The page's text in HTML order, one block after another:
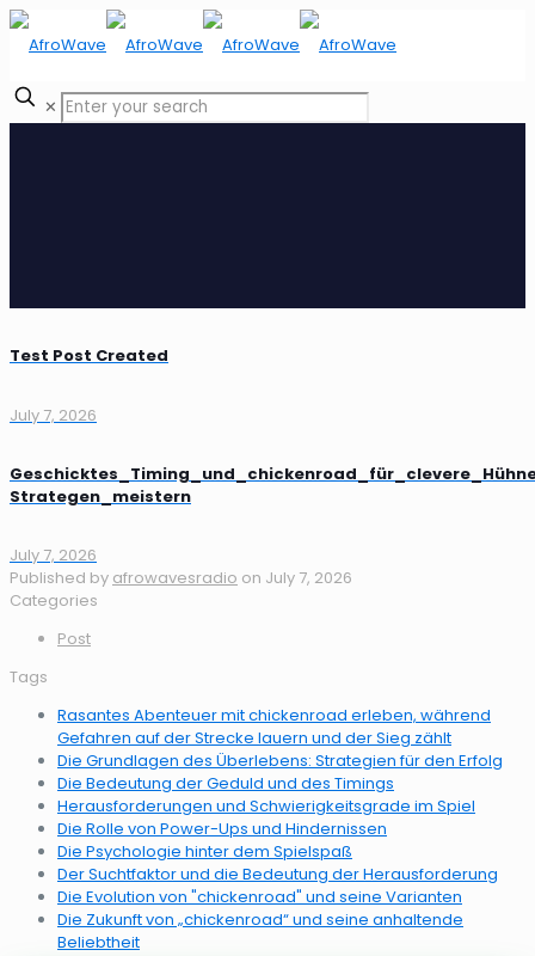
✕
Test Post Created
July 7, 2026
Strategen_meistern
July 7, 2026
Published by afrowavesradio on July 7, 2026
Categories
Post
Tags
Rasantes Abenteuer mit chickenroad erleben, während
Gefahren auf der Strecke lauern und der Sieg zählt
Die Grundlagen des Überlebens: Strategien für den Erfolg
Die Bedeutung der Geduld und des Timings
Herausforderungen und Schwierigkeitsgrade im Spiel
Die Rolle von Power-Ups und Hindernissen
Die Psychologie hinter dem Spielspaß
Der Suchtfaktor und die Bedeutung der Herausforderung
Die Evolution von "chickenroad" und seine Varianten
Die Zukunft von „chickenroad“ und seine anhaltende
Beliebtheit